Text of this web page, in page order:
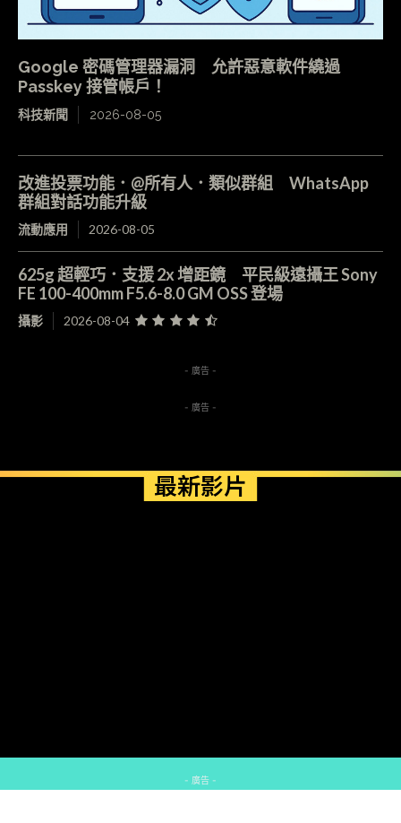
Google 密碼管理器漏洞 允許惡意軟件繞過
Passkey 接管帳戶！
科技新聞 2026-08-05
改進投票功能．@所有人．類似群組 WhatsApp
群組對話功能升級
流動應用 2026-08-05
625g 超輕巧．支援 2x 增距鏡 平民級遠攝王 Sony
FE 100-400mm F5.6-8.0 GM OSS 登場
攝影 2026-08-04
- 廣告 -
- 廣告 -
最新影片
- 廣告 -